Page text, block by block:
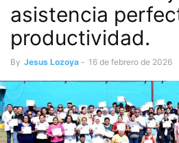
asistencia
productividad.
By Jesus Lozoya - 16 de febrero de 2026